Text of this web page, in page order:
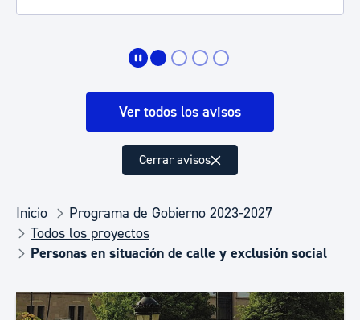
Ver todos los avisos
Cerrar avisos
Inicio
Programa de Gobierno 2023-2027
Todos los proyectos
Personas en situación de calle y exclusión social